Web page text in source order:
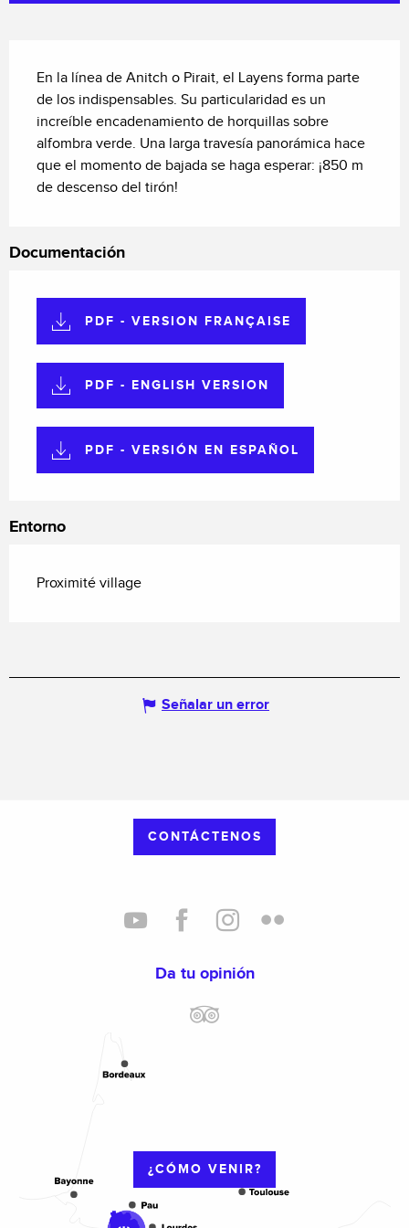
En la línea de Anitch o Pirait, el Layens forma parte
de los indispensables. Su particularidad es un
increíble encadenamiento de horquillas sobre
alfombra verde. Una larga travesía panorámica hace
que el momento de bajada se haga esperar: ¡850 m
de descenso del tirón!
Documentación
PDF - VERSION FRANÇAISE
PDF - ENGLISH VERSION
PDF - VERSIÓN EN ESPAÑOL
Entorno
Proximité village
Señalar un error
CONTÁCTENOS
Da tu opinión
¿CÓMO VENIR?